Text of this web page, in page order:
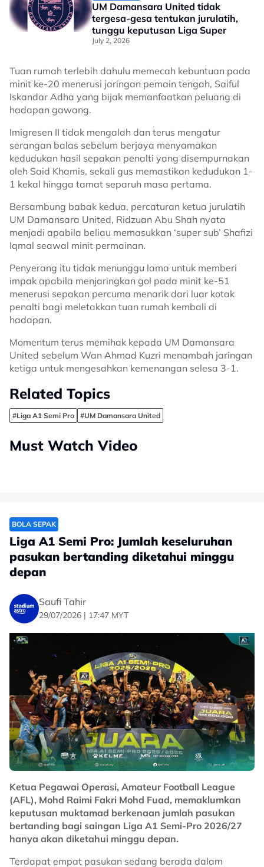
UM Damansara United tidak
tergesa-gesa tentukan jurulatih,
tunggu keputusan Liga Super
July 2, 2026
Tuan rumah terlebih dahulu memecah kebuntuan pada
minit ke-20 menerusi jaringan pemain tengah, Saiful
Iskandar Adha yang bijak memanfaatkan peluang di
hadapan gawang.
Imigresen II tidak mengalah dan terus mengatur
serangan balas sebelum berjaya menyamakan
kedudukan hasil sepakan penalti yang disempurnakan
oleh Said Khamis, sekali gus memastikan kedudukan 1-
1 kekal hingga tamat separuh masa pertama.
Bersambung babak kedua, percaturan ketua jurulatih
UM Damansara United, Ridzuan Abu Shah nyata
menjadi apabila beliau memasukkan ‘super sub’ Shafizi
Iqmal seawal minit permainan.
Penyerang itu tidak menunggu lama untuk memberi
impak apabila menjaringkan gol pada minit ke-51
menerusi sepakan percuma menarik dari luar kotak
penalti bagi meletakkan tuan rumah kembali di
hadapan.
Momentum terus memihak kepada UM Damansara
United sebelum Wan Ahmad Kuzri menambah jaringan
ketiga untuk mengesahkan kemenangan selesa 3-1.
Related Topics
#Liga A1 Semi Pro #UM Damansara United
Must Watch Video
BOLA SEPAK
Liga A1 Semi Pro: Jumlah keseluruhan
pasukan bertanding diketahui minggu
depan
Saufi Tahir
29/07/2026 | 17:47 MYT
Ketua Pegawai Operasi, Amateur Football League
(AFL), Mohd Raimi Fakri Mohd Fuad, memaklumkan
keputusan muktamad berkenaan jumlah pasukan
bertanding bagi saingan Liga A1 Semi-Pro 2026/27
hanya akan diketahui minggu depan.
Terdapat empat pasukan sedang berada dalam